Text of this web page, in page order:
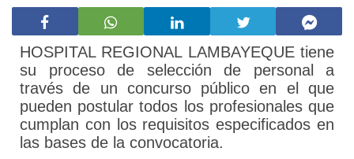
HOSPITAL REGIONAL LAMBAYEQUE tiene
su proceso de selección de personal a
través de un concurso público en el que
pueden postular todos los profesionales que
cumplan con los requisitos especificados en
las bases de la convocatoria.